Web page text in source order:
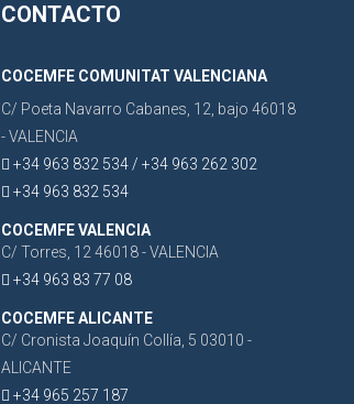
CONTACTO
COCEMFE COMUNITAT VALENCIANA
C/ Poeta Navarro Cabanes, 12, bajo 46018
- VALENCIA
+34 963 832 534 / +34 963 262 302
+34 963 832 534
COCEMFE VALENCIA
C/ Torres, 12 46018 - VALENCIA
+34 963 83 77 08
COCEMFE ALICANTE
C/ Cronista Joaquín Collía, 5 03010 -
ALICANTE
+34 965 257 187